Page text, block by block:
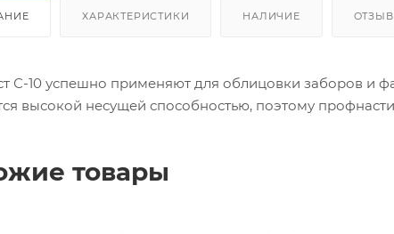
ХАРАКТЕРИСТИКИ НАЛИЧИЕ
С-10 успешно применяют для облицовки заборов и
высокой несущей способностью, поэтому
товары